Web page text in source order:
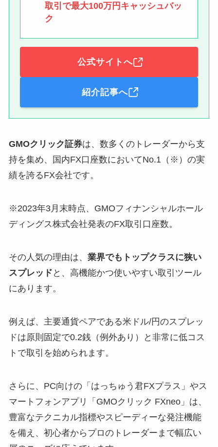
取引で最大100万円キャッシュバッ
ク
公式サイトへ
紹介記事へ
GMOクリック証券は、数多くのトレーダーから支
持を集め、国内FX口座数においてNo.1（※）の実
績を誇るFX会社です。
※2023年3月末時点、GMOフィナンシャルホール
ディングス株式会社発表のFX取引口座数。
その人気の理由は、 業界でもトップクラスに狭い
スプレッド と、高機能かつ使いやすい取引ツール
にあります。
例えば、主要通貨ペアである米ドル/円のスプレッ
ドは原則固定で0.2銭（例外あり）と非常に低コス
トで取引を始められます。
さらに、PC向けの「はっちゅう君FXプラス」やス
マートフォンアプリ「GMOクリック FXneo」は、
豊富なテクニカル指標やスピーディーな発注機能
を備え、初心者からプロのトレーダーまで幅広い